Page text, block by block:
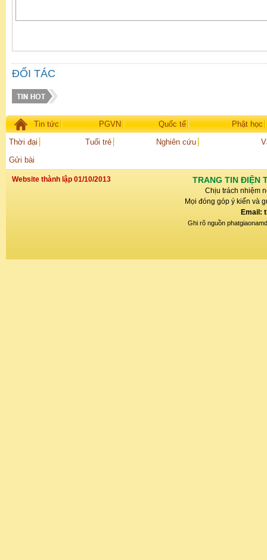
ĐỐI TÁC
Tin tức PGVN Quốc tế
Phật học
Thời đại
Tuổi trẻ Nghiên cứu
Gửi bài
Website thành lập 01/10/2013 TRANG TIN ĐIỆN
Chịu trách nhiệm
Mọi đóng góp ý kiến và
Email:
Ghi rõ nguồn